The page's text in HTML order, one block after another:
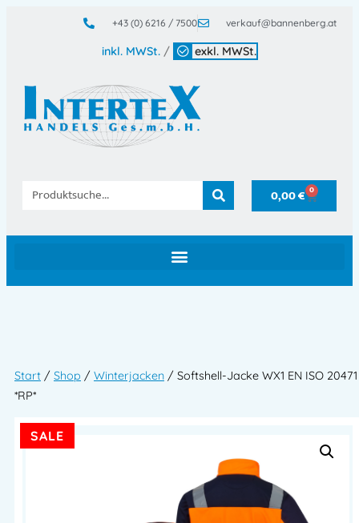
+43 (0) 6216 / 7500 verkauf@bannenberg.at
inkl. MWSt./ exkl. MWSt.
0,00€ 0
Start / Shop / Winterjacken / Softshell-Jacke WX1 EN ISO 20471
*RP*
SALE